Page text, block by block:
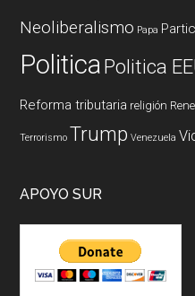
Neoliberalismo Papa
PoliticaPolitica
Reforma tributaria religión
Terrorismo Trump Venezuela
APOYO SUR